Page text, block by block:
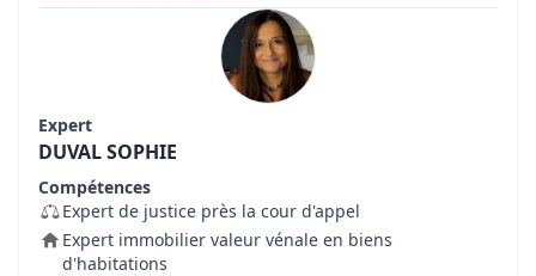
Expert
DUVAL SOPHIE
Compétences
Expert de justice près la cour d'appel
Expert immobilier valeur vénale en biens
d'habitations